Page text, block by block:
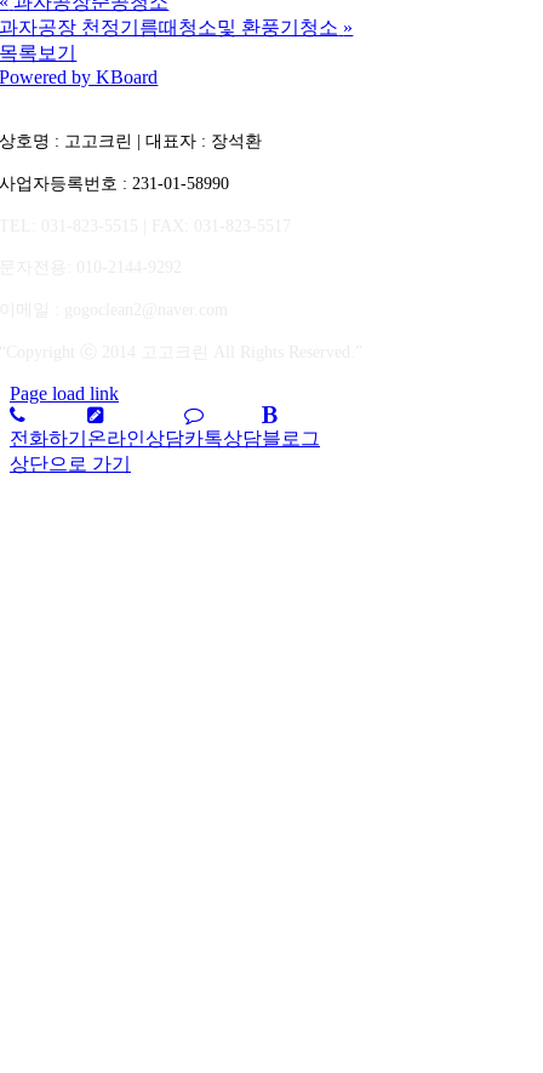
과자공장 천정기름때청소및 환풍기청소 »
목록보기
Powered by KBoard
상호명 : 고고크린 | 대표자 : 장석환
사업자등록번호 : 231-01-58990
Page load link
전화하기 온라인상담카톡상담블로그
상단으로 가기